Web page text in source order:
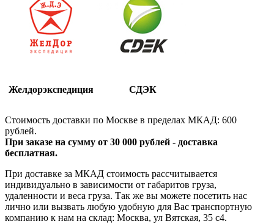
Желдорэкспедиция СДЭК
Стоимость доставки по Москве в пределах МКАД: 600
рублей.
При заказе на сумму от 30 000 рублей - доставка
бесплатная.
При доставке за МКАД стоимость рассчитывается
индивидуально в зависимости от габаритов груза,
удаленности и веса груза. Так же вы можете посетить нас
лично или вызвать любую удобную для Вас транспортную
компанию к нам на склад: Москва, ул Вятская, 35 c4.